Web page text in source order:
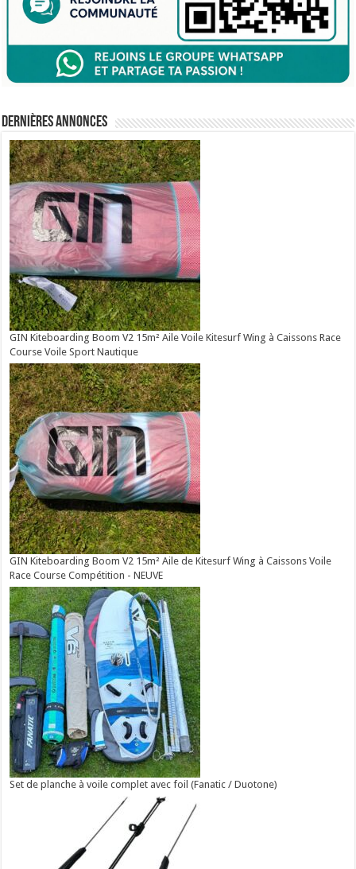
Dernières annonces
GIN Kiteboarding Boom V2 15m² Aile Voile Kitesurf Wing à Caissons Race
Course Voile Sport Nautique
GIN Kiteboarding Boom V2 15m² Aile de Kitesurf Wing à Caissons Voile
Race Course Compétition - NEUVE
Set de planche à voile complet avec foil (Fanatic / Duotone)